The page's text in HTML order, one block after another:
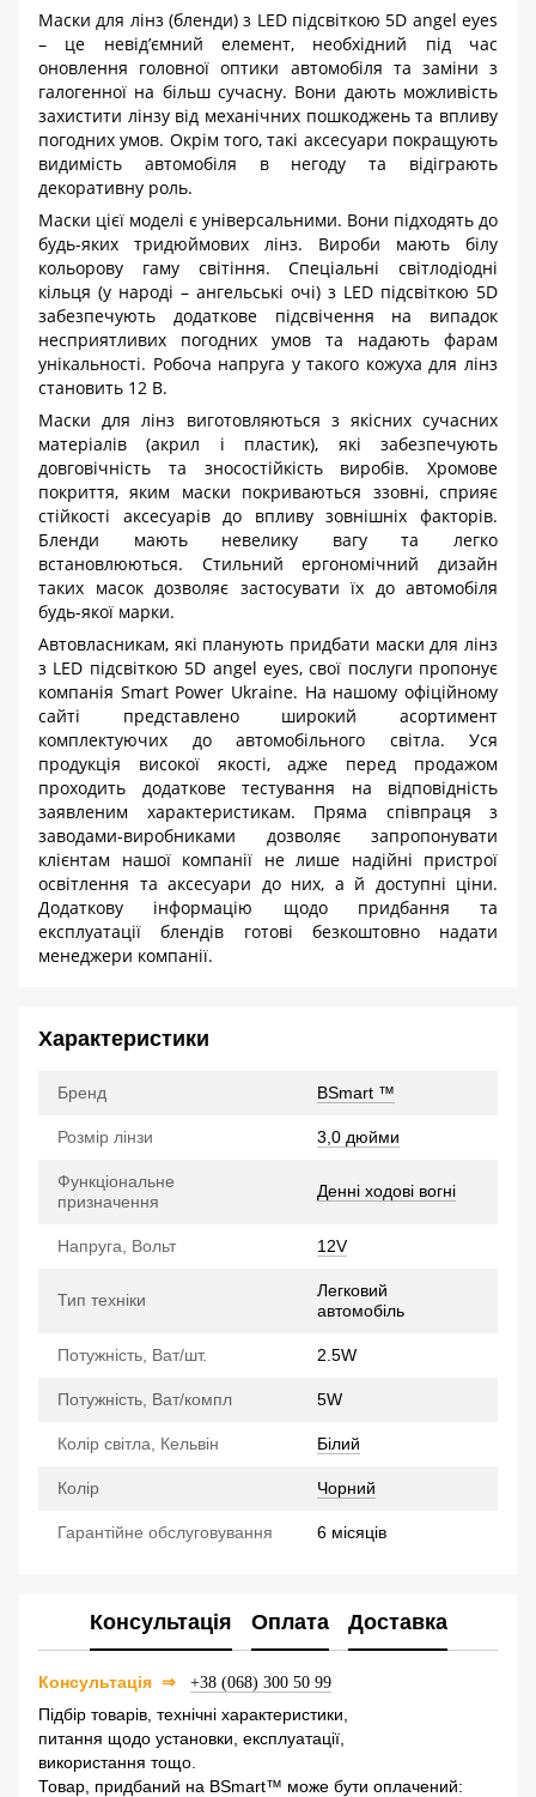
Маски для лінз (бленди) з LEDпідсвіткою 5D angel eyes
– це невід’ємний елемент, необхідний під час
оновлення головної оптики автомобіля та заміни з
галогенної на більш сучасну. Вони дають можливість
захистити лінзу від механічних пошкоджень та впливу
погодних умов. Окрім того, такі аксесуари покращують
видимість автомобіля в негоду та відіграють
декоративну роль.
Маски цієї моделі є універсальними. Вони підходять до
будь-яких тридюймових лінз. Вироби мають білу
кольорову гаму світіння. Спеціальні світлодіодні
кільця (у народі – ангельські очі) з LED підсвіткою 5D
забезпечують додаткове підсвічення на випадок
несприятливих погодних умов та надають фарам
унікальності. Робоча напруга у такого кожуха для лінз
становить 12 В.
Маски для лінз виготовляються з якісних сучасних
матеріалів (акрил і пластик), які забезпечують
довговічність та зносостійкість виробів. Хромове
покриття, яким маски покриваються ззовні, сприяє
стійкості аксесуарів до впливу зовнішніх факторів.
Бленди мають невелику вагу та легко
встановлюються. Стильний ергономічний дизайн
таких масок дозволяє застосувати їх до автомобіля
будь-якої марки.
Автовласникам, які планують придбати маски для лінз
з LED підсвіткою 5D angel eyes, свої послуги пропонує
компанія Smart Power Ukraine. На нашому офіційному
сайті представлено широкий асортимент
комплектуючих до автомобільного світла. Уся
продукція високої якості, адже перед продажом
проходить додаткове тестування на відповідність
заявленим характеристикам. Пряма співпраця з
заводами-виробниками дозволяє запропонувати
клієнтам нашої компанії не лише надійні пристрої
освітлення та аксесуари до них, а й доступні ціни.
Додаткову інформацію щодо придбання та
експлуатації блендів готові безкоштовно надати
менеджери компанії.
Характеристики
Бренд BSmart ™
Розмір лінзи 3,0 дюйми
Функціональне
призначення
Денні ходові вогні
Напруга, Вольт 12V
Тип техніки
Легковий
автомобіль
Потужність, Ват/шт. 2.5W
Потужність, Ват/компл 5W
Колір світла, Кельвін Білий
Колір Чорний
Гарантійне обслуговування 6 місяців
Консультація Оплата Доставка
Консультація ⇒ +38 (068) 300 50 99
Підбір товарів, технічні характеристики,
питання щодо установки, експлуатації,
використання тощо.
Товар, придбаний на BSmart™ може бути оплачений: